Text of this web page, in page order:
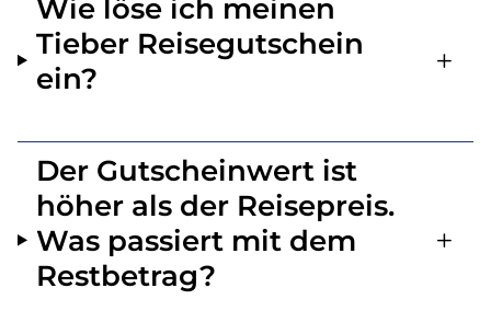
Wie löse ich meinen
Tieber Reisegutschein
ein?
Der Gutscheinwert ist
höher als der Reisepreis.
Was passiert mit dem
Restbetrag?